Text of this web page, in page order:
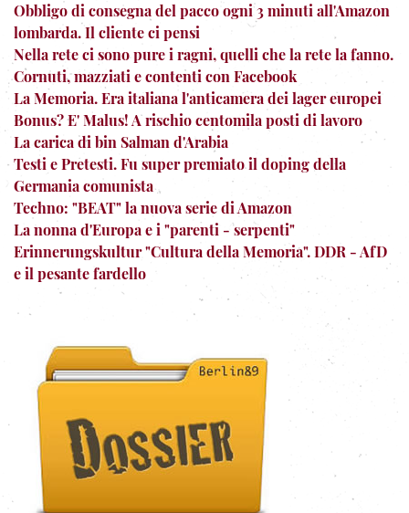
Obbligo di consegna del pacco ogni 3 minuti all'Amazon
lombarda. Il cliente ci pensi
Nella rete ci sono pure i ragni, quelli che la rete la fanno.
Cornuti, mazziati e contenti con Facebook
La Memoria. Era italiana l'anticamera dei lager europei
Bonus? E' Malus! A rischio centomila posti di lavoro
La carica di bin Salman d'Arabia
Testi e Pretesti. Fu super premiato il doping della
Germania comunista
Techno: "BEAT" la nuova serie di Amazon
La nonna d'Europa e i "parenti - serpenti"
Erinnerungskultur "Cultura della Memoria". DDR - AfD
e il pesante fardello